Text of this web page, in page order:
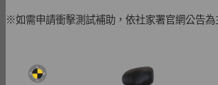
※如需申請衝擊測試補助，依社家署官網公告為